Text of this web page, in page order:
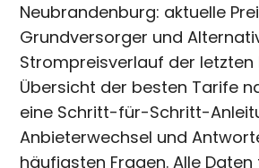
Neubrandenburg: aktuelle
Grundversorger und
Strompreisverlauf der letzten
Übersicht der besten Tarife
eine Schritt-für-Schritt-
Anbieterwechsel und
häufigsten Fragen. Alle